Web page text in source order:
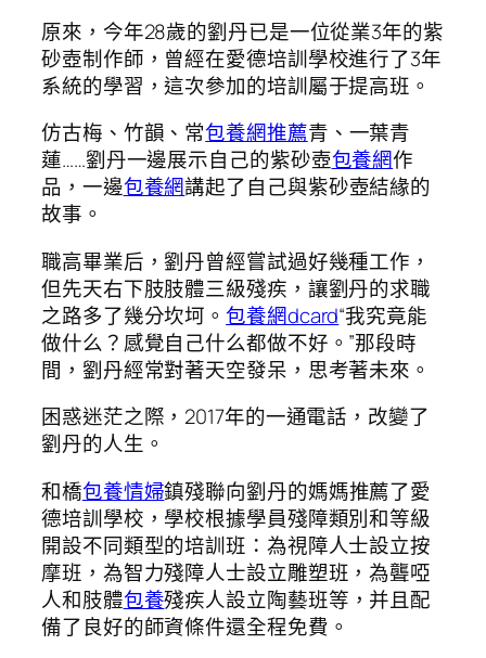
原來，今年28歲的劉丹已是一位從業3年的紫
砂壺制作師，曾經在愛德培訓學校進行了3年
系統的學習，這次參加的培訓屬于提高班。
仿古梅、竹韻、常包養網推薦青、一葉青
蓮……劉丹一邊展示自己的紫砂壺包養網作
品，一邊包養網講起了自己與紫砂壺結緣的
故事。
職高畢業后，劉丹曾經嘗試過好幾種工作，
但先天右下肢肢體三級殘疾，讓劉丹的求職
之路多了幾分坎坷。包養網dcard“我究竟能
做什么？感覺自己什么都做不好。”那段時
間，劉丹經常對著天空發呆，思考著未來。
困惑迷茫之際，2017年的一通電話，改變了
劉丹的人生。
和橋包養情婦鎮殘聯向劉丹的媽媽推薦了愛
德培訓學校，學校根據學員殘障類別和等級
開設不同類型的培訓班：為視障人士設立按
摩班，為智力殘障人士設立雕塑班，為聾啞
人和肢體包養殘疾人設立陶藝班等，并且配
備了良好的師資條件還全程免費。